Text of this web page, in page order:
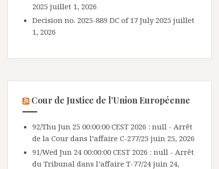
2025 juillet 1, 2026
Decision no. 2025-889 DC of 17 July 2025 juillet
1, 2026
Cour de Justice de l’Union Européenne
92/Thu Jun 25 00:00:00 CEST 2026 : null - Arrêt
de la Cour dans l’affaire C-277/25 juin 25, 2026
91/Wed Jun 24 00:00:00 CEST 2026 : null - Arrêt
du Tribunal dans l’affaire T-77/24 juin 24,